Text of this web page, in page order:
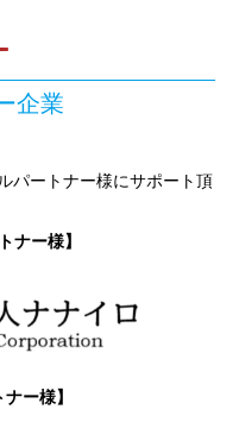
企業
パートナー様にサポート頂
ナー様】
ー様】